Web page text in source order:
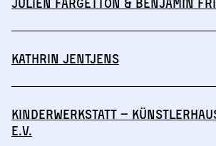
Kathrin Jentjens
Kinderwerkstatt –
e.V.